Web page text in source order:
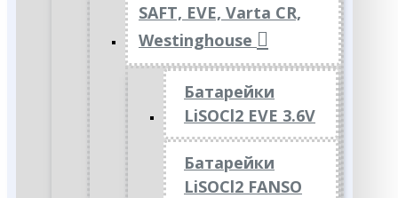
SAFT, EVE, Varta CR,
Westinghouse
Батарейки
LiSOCl2 EVE 3.6V
Батарейки
LiSOCl2 FANSO